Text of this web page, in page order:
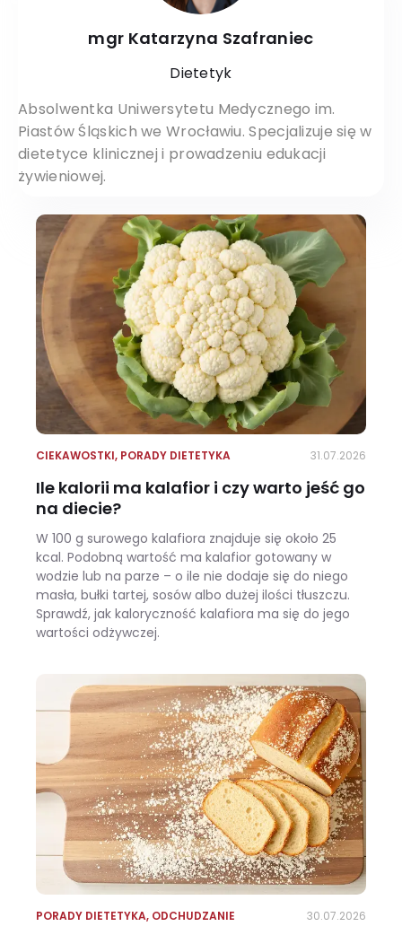
mgr Katarzyna Szafraniec
Dietetyk
Absolwentka Uniwersytetu Medycznego im.
Piastów Śląskich we Wrocławiu. Specjalizuje się w
dietetyce klinicznej i prowadzeniu edukacji
żywieniowej.
CIEKAWOSTKI, PORADY DIETETYKA 31.07.2026
Ile kalorii ma kalafior i czy warto jeść go
na diecie?
W 100 g surowego kalafiora znajduje się około 25
kcal. Podobną wartość ma kalafior gotowany w
wodzie lub na parze – o ile nie dodaje się do niego
masła, bułki tartej, sosów albo dużej ilości tłuszczu.
Sprawdź, jak kaloryczność kalafiora ma się do jego
wartości odżywczej.
PORADY DIETETYKA, ODCHUDZANIE 30.07.2026